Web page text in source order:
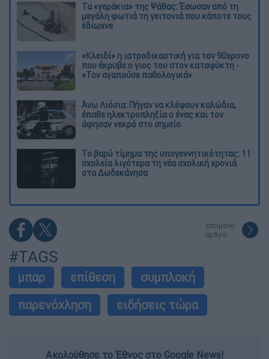
Τα «γεράκια» της Ψάθας: Έσωσαν από τη
μεγάλη φωτιά τη γειτονιά που κάποτε τους
έδιωχνε
«Κλειδί» η ιατροδικαστική για τον 90χρονο
που έκρυβε ο γιος του στον καταψύκτη -
«Τον αγαπούσε παθολογικά»
Άνω Λιόσια: Πήγαν να κλέψουν καλώδια,
έπαθε ηλεκτροπληξία ο ένας και τον
άφησαν νεκρό στο σημείο
Το βαρύ τίμημα της υπογεννητικότητας: 11
σχολεία λιγότερα τη νέα σχολική χρονιά
στα Δωδεκάνησα
επόμενο
άρθρο
#TAGS
μπαρ επίθεση
συμπλοκή
παρενόχληση
ειδήσεις τώρα
Ακολούθησε το Έθνος στο Google News!